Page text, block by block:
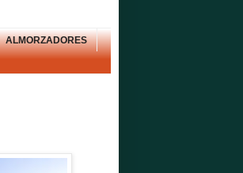
ALMORZADORES